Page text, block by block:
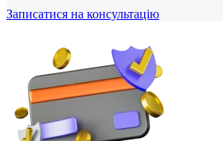
Записатися на консультацію